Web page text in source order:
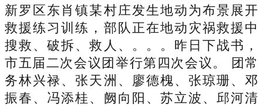
新罗区东肖镇某村庄发生地动为布景展开
救援练习训练，部队正在地动灾祸救援中
搜救、破拆、救人、。。。昨日下战书，
市五届二次会议团举行第四次会议。 团常
务林兴禄、张天洲、廖德槐、张琼珊、邓
振春、冯添桂、阙向阳、苏立波、邱河清